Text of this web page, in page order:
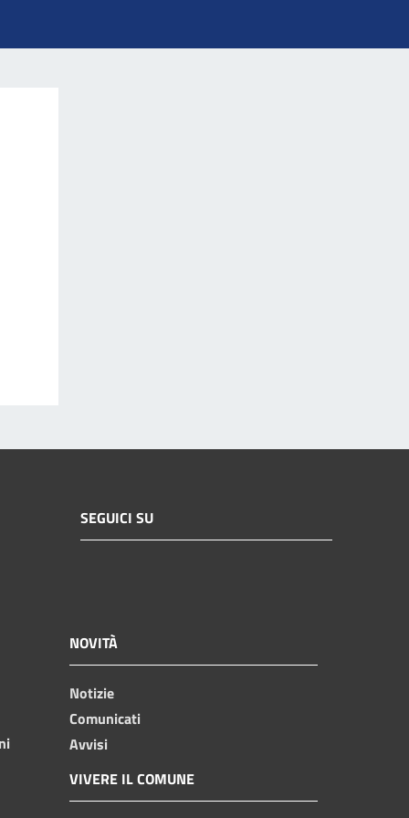
SEGUICI SU
NOVITÀ
Notizie
Comunicati
Avvisi
VIVERE IL COMUNE